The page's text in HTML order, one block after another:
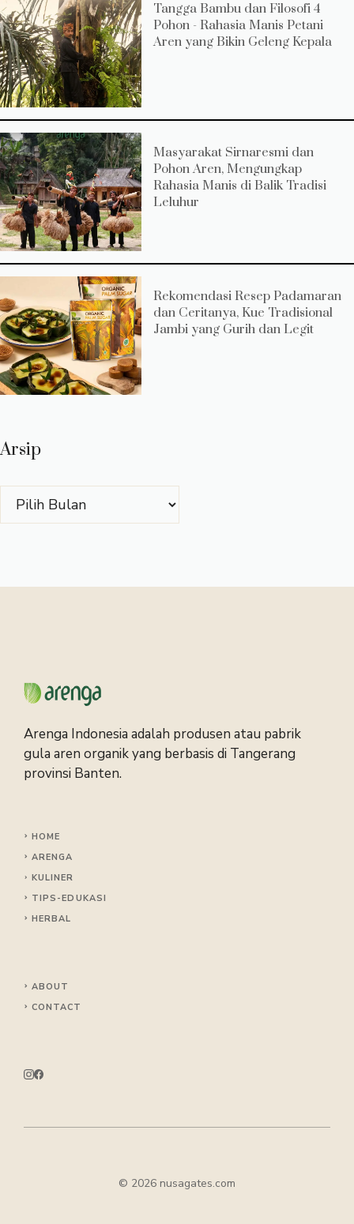
Tangga Bambu dan Filosofi 4
Pohon - Rahasia Manis Petani
Aren yang Bikin Geleng Kepala
Masyarakat Sirnaresmi dan
Pohon Aren, Mengungkap
Rahasia Manis di Balik Tradisi
Leluhur
Rekomendasi Resep Padamaran
dan Ceritanya, Kue Tradisional
Jambi yang Gurih dan Legit
Arsip
Arsip
Arenga Indonesia adalah produsen atau pabrik
gula aren organik yang berbasis di Tangerang
provinsi Banten.
HOME
ARENGA
KULINER
TIPS -EDUKASI
HERBAL
ABOUT
CONTACT
© 2026 nusagates.com